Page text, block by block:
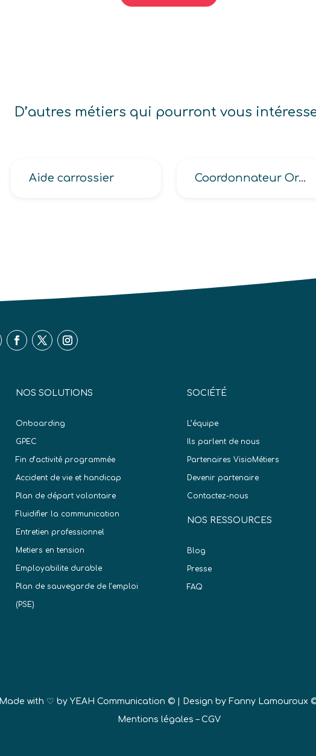
D’autres métiers qui pourront vous
Aide carrossier Coordonnateur Ordonnancement, Pilotage et Coordination de chantier -OPC-
NOS SOLUTIONS
Onboarding
GPEC
Fin d’activité programmée
Accident de vie et handicap
Plan de départ volontaire
Fluidifier la communication
Entretien professionnel
Metiers en tension
Employabilite durable
Plan de sauvegarde de l’emploi
(PSE)
SOCIÉTÉ
L’équipe
Ils parlent de nous
Partenaires VisioMétiers
Devenir partenaire
Contactez-nous
NOS RESSOURCES
Blog
Presse
FAQ
Made with ♡ by YEAH Communication ©| Design by Fanny Lamouroux
Mentions légales – CGV